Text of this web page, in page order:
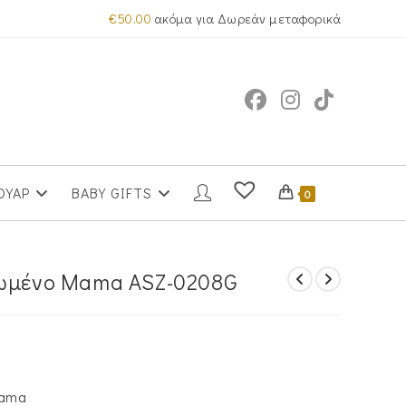
€50.00 ακόμα για Δωρεάν μεταφορικά
BABY GIFTS 0
Mama ASZ-0208G